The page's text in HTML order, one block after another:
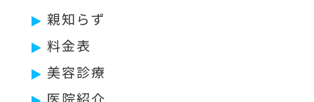
親知らず
料金表
美容診療